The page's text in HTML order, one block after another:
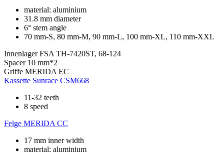
material: aluminium
31.8 mm diameter
6° stem angle
70 mm-S, 80 mm-M, 90 mm-L, 100 mm-XL, 110 mm-XXL
Innenlager FSA TH-7420ST, 68-124
Spacer 10 mm*2
Griffe MERIDA EC
Kassette Sunrace CSM668
11-32 teeth
8 speed
Felge MERIDA CC
17 mm inner width
material: aluminium